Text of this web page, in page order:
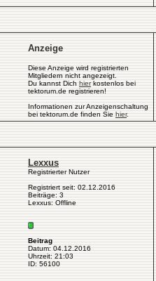
Anzeige
Diese Anzeige wird registrierten
Mitgliedern nicht angezeigt.
Du kannst Dich hierkostenlos bei
tektorum.de registrieren!
Informationen zur Anzeigenschaltung
bei tektorum.de finden Sie hier.
Lexxus
Registrierter Nutzer
Registriert seit: 02.12.2016
Beiträge: 3
Lexxus: Offline
Beitrag
Datum: 04.12.2016
Uhrzeit: 21:03
ID: 56100